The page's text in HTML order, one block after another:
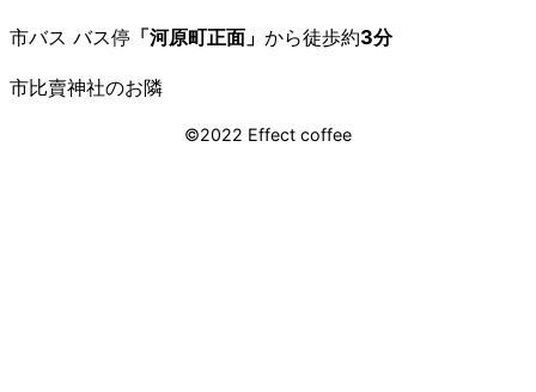
市バス バス停 「河原町正面」 から徒歩約3分
市比賣神社のお隣
©2022 Effect coffee